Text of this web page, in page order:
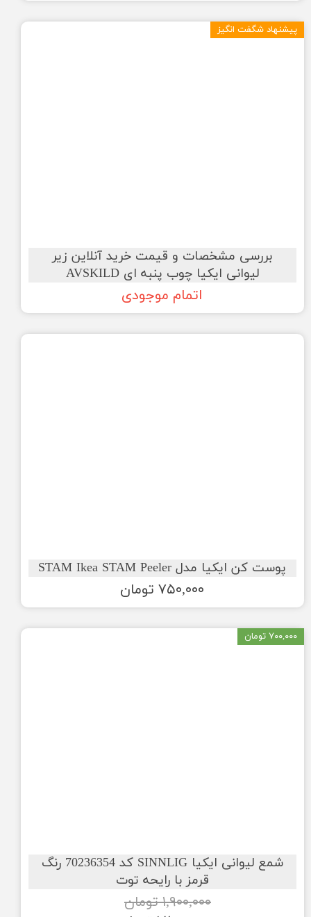
بررسی مشخصات و قیمت خرید آنلاین زیر
لیوانی ایکیا چوب پنبه ای AVSKILD
اتمام موجودی
پیشنهاد شگفت انگیز
پوست کن ایکیا مدل STAM Ikea STAM Peeler
۷۵۰,۰۰۰ تومان
شمع لیوانی ایکیا SINNLIG کد 70236354 رنگ
قرمز با رایحه توت
۱,۹۰۰,۰۰۰ تومان
۷۰۰,۰۰۰ تومان